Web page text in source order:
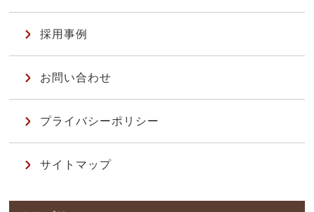
採用事例
お問い合わせ
プライバシーポリシー
サイトマップ